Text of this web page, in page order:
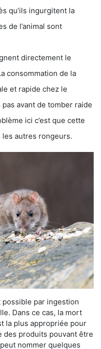
qu’ils ingurgitent la
de l’animal sont
directement le
consommation de la
et rapide chez le
avant de tomber raide
ici c’est que cette
autres rongeurs.
par ingestion
Dans ce cas, la mort
la plus appropriée pour
des produits pouvant être
nommer quelques